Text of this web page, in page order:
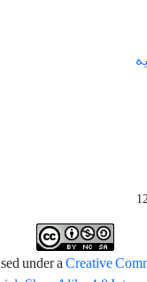
Creative